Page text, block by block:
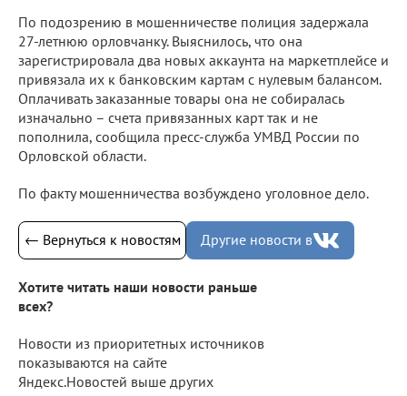
По подозрению в мошенничестве полиция задержала
27-летнюю орловчанку. Выяснилось, что она
зарегистрировала два новых аккаунта на маркетплейсе и
привязала их к банковским картам с нулевым балансом.
Оплачивать заказанные товары она не собиралась
изначально – счета привязанных карт так и не
пополнила, сообщила пресс-служба УМВД России по
Орловской области.
По факту мошенничества возбуждено уголовное дело.
← Вернуться к новостям Другие новости в
Хотите читать наши новости раньше
всех?
Новости из приоритетных источников
показываются на сайте
Яндекс.Новостей выше других